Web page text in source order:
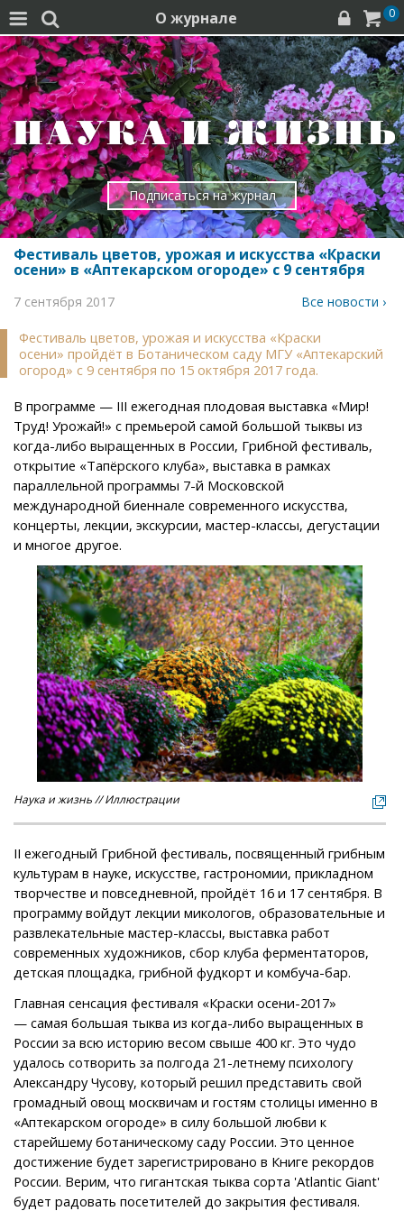
  О журнале   0
Подписаться на журнал
Фестиваль цветов, урожая и искусства «Краски
осени» в «Аптекарском огороде» с 9 сентября
7 сентября 2017 Все новости ›
Фестиваль цветов, урожая и искусства «Краски
осени» пройдёт в Ботаническом саду МГУ «Аптекарский
огород» с 9 сентября по 15 октября 2017 года.
В программе — III ежегодная плодовая выставка «Мир!
Труд! Урожай!» с премьерой самой большой тыквы из
когда-либо выращенных в России, Грибной фестиваль,
открытие «Тапёрского клуба», выставка в рамках
параллельной программы 7-й Московской
международной биеннале современного искусства,
концерты, лекции, экскурсии, мастер-классы, дегустации
и многое другое.
Наука и жизнь // Иллюстрации
II ежегодный Грибной фестиваль, посвященный грибным
культурам в науке, искусстве, гастрономии, прикладном
творчестве и повседневной, пройдёт 16 и 17 сентября. В
программу войдут лекции микологов, образовательные и
развлекательные мастер-классы, выставка работ
современных художников, сбор клуба ферментаторов,
детская площадка, грибной фудкорт и комбуча-бар.
Главная сенсация фестиваля «Краски осени-2017»
— самая большая тыква из когда-либо выращенных в
России за всю историю весом свыше 400 кг. Это чудо
удалось сотворить за полгода 21-летнему психологу
Александру Чусову, который решил представить свой
громадный овощ москвичам и гостям столицы именно в
«Аптекарском огороде» в силу большой любви к
старейшему ботаническому саду России. Это ценное
достижение будет зарегистрировано в Книге рекордов
России. Верим, что гигантская тыква сорта 'Atlantic Giant'
будет радовать посетителей до закрытия фестиваля.